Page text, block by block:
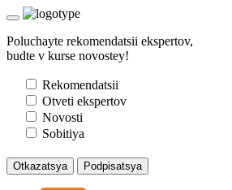
Poluchayte rekomendatsii ekspertov,
budte v kurse novostey!
Rekomendatsii
Otveti ekspertov
Novosti
Sobitiya
Otkazatsya Podpisatsya